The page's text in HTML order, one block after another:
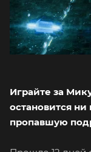
Играйте за
остановится
пропавшую